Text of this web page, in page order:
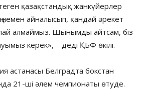
қазақстандық жанкүйерлер
немен айналысып, қандай әрекет
алмаймыз. Шынымды айтсам, біз
керек», – деді ҚБФ өкілі.
астанасы Белградта бокстан
21-ші әлем чемпионаты өтуде.